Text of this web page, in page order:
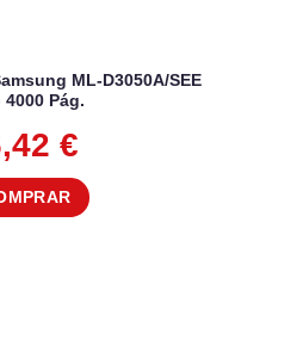
ML-D3050A/SEE
4000 Pág.
€